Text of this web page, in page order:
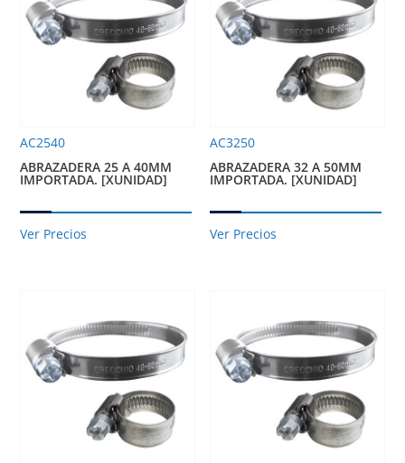
AC2540
ABRAZADERA 25 A 40MM
IMPORTADA. [XUNIDAD]
Ver Precios
AC3250
ABRAZADERA 32 A 50MM
IMPORTADA. [XUNIDAD]
Ver Precios